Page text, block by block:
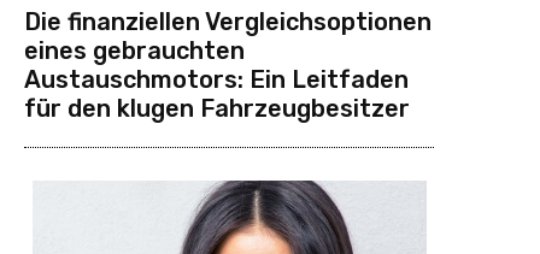
Die finanziellen Vergleichsoptionen
eines gebrauchten
Austauschmotors: Ein Leitfaden
für den klugen Fahrzeugbesitzer